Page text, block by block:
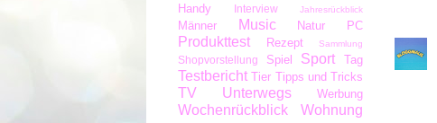
Handy
Interview Jahresrückblick
Männer Music Natur PC
Produkttest Rezept Sammlung
Shopvorstellung Spiel Sport Tag
Testbericht Tier Tipps und Tricks
TV Unterwegs Werbung
Wochenrückblick
Wohnung